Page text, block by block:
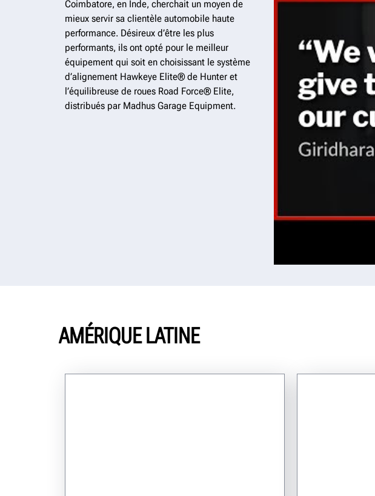
Coimbatore, en Inde, cherchait un moyen de
mieux servir sa clientèle automobile haute
performance. Désireux d’être les plus
performants, ils ont opté pour le meilleur
équipement qui soit en choisissant le système
d’alignement Hawkeye Elite® de Hunter et
l’équilibreuse de roues Road Force® Elite,
distribués par Madhus Garage Equipment.
AMÉRIQUE LATINE